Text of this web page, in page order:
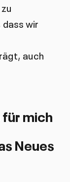
wir
auch
mich
Neues